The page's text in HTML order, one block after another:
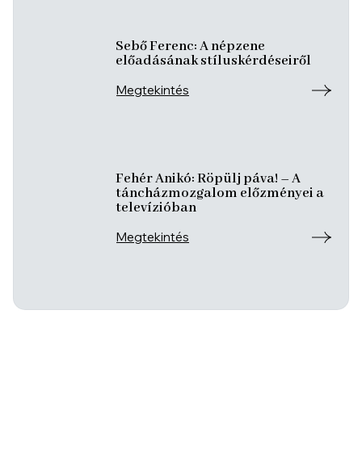
Sebő Ferenc: A népzene
előadásának stíluskérdéseiről
Megtekintés
Fehér Anikó: Röpülj páva! – A
táncházmozgalom előzményei a
televízióban
Megtekintés